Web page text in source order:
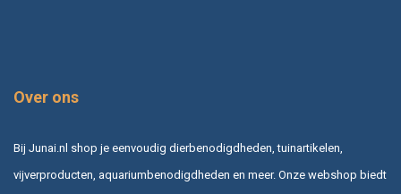
Over ons
Bij Junai.nl shop je eenvoudig dierbenodigdheden, tuinartikelen,
vijverproducten, aquariumbenodigdheden en meer. Onze webshop biedt